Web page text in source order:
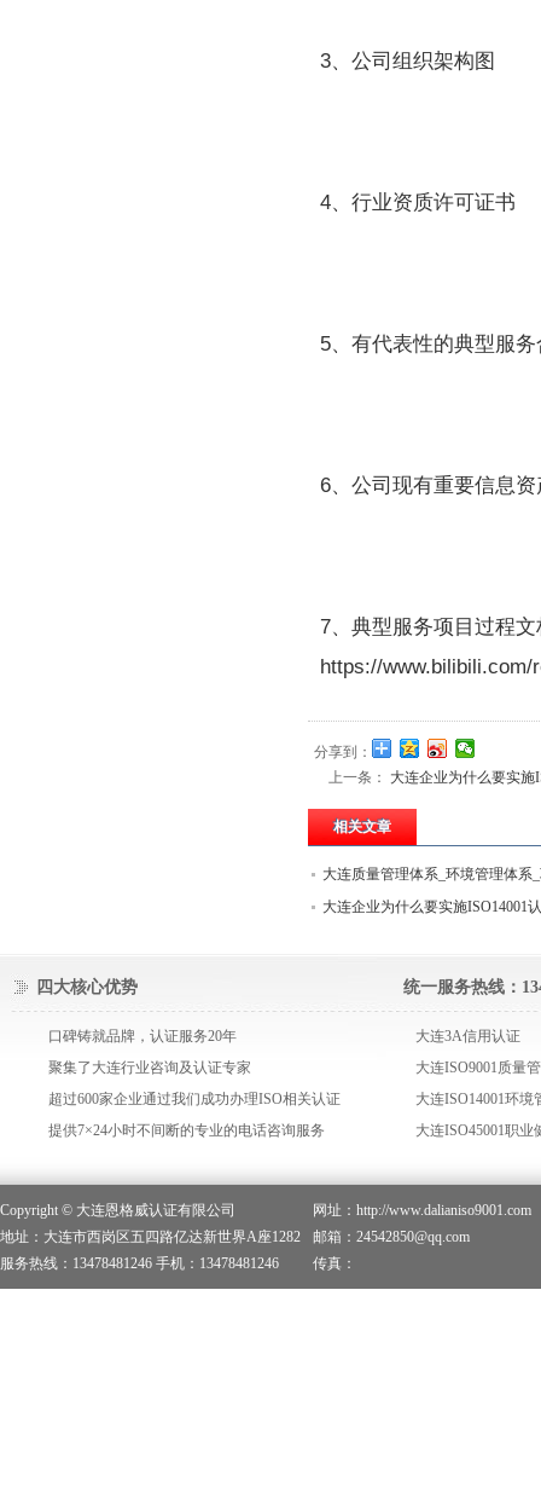
3、公司组织架构图
4、行业资质许可证书
5、有代表性的典型服
6、公司现有重要信息
7、典型服务项目过程
https://www.bilibili.com/
分享到：
上一条：
大连企业为什么要实施
相关文章
大连质量管理体系_环境管理体系
健康安全管理体系认证办量
大连企业为什么要实施ISO14001
四大核心优势
口碑铸就品牌，认证服务20年
聚集了大连行业咨询及认证专家
超过600家企业通过我们成功办理ISO相关认证
提供7×24小时不间断的专业的电话咨询服务
统一服务热线：
大连3A信用认证
大连ISO9001质量
大连ISO14001环境
大连ISO45001职
Copyright © 大连恩格威认证有限公司
地址：大连市西岗区五四路亿达新世界A座1282
服务热线：13478481246 手机：13478481246
网址：http://www.dalianiso9001.com
邮箱：24542850@qq.com
传真：